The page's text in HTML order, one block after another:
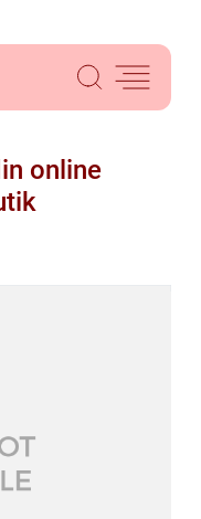
online